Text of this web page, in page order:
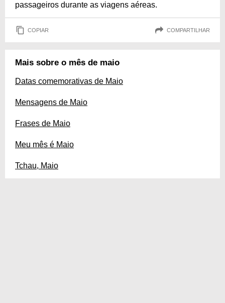
passageiros durante as viagens aéreas.
COPIAR COMPARTILHAR
Mais sobre o mês de maio
Datas comemorativas de Maio
Mensagens de Maio
Frases de Maio
Meu mês é Maio
Tchau, Maio